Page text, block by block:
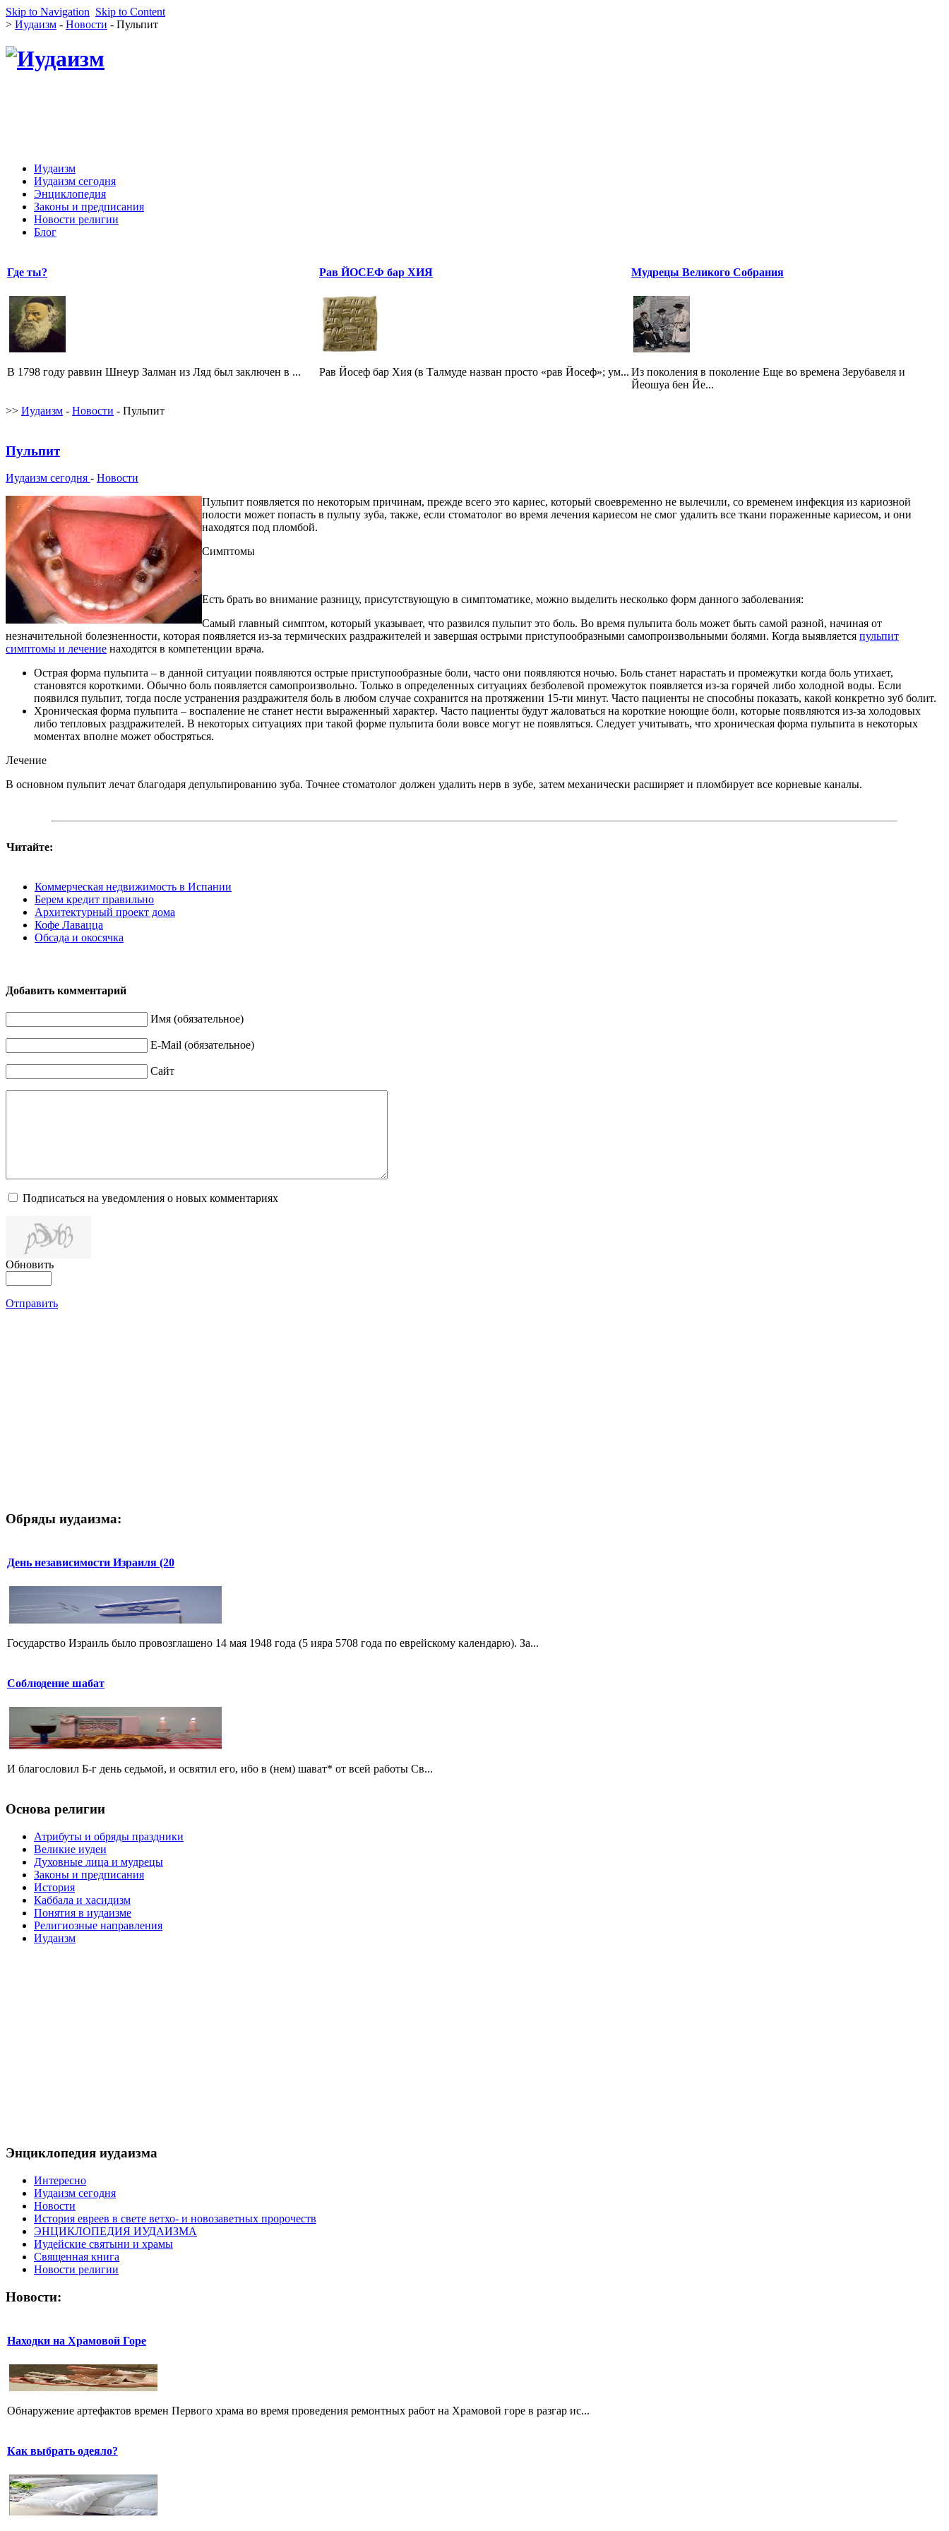
Skip to Navigation Skip to Content
> Иудаизм - Новости - Пульпит
Иудаизм
Иудаизм сегодня
Энциклопедия
Законы и предписания
Новости религии
Блог
Где ты?
В 1798 году раввин Шнеур Залман из Ляд был заключен в ...
Рав ЙОСЕФ бар ХИЯ
Рав Йосеф бар Хия (в Талмуде назван просто «рав Йосеф»; ум...
Мудрецы Великого Собрания
Из поколения в поколение Еще во времена Зерубавеля и
Йеошуа бен Йе...
>> Иудаизм - Новости - Пульпит
Пульпит
Иудаизм сегодня - Новости
Пульпит появляется по некоторым причинам, прежде всего это кариес, который своевременно не вылечили, со временем инфекция из кариозной
полости может попасть в пульпу зуба, также, если стоматолог во время лечения кариесом не смог удалить все ткани пораженные кариесом, и они
находятся под пломбой.
Симптомы
Есть брать во внимание разницу, присутствующую в симптоматике, можно выделить несколько форм данного заболевания:
Самый главный симптом, который указывает, что развился пульпит это боль. Во время пульпита боль может быть самой разной, начиная от
незначительной болезненности, которая появляется из-за термических раздражителей и завершая острыми приступообразными самопроизвольными болями. Когда выявляется пульпит
симптомы и лечение находятся в компетенции врача.
Острая форма пульпита – в данной ситуации появляются острые приступообразные боли, часто они появляются ночью. Боль станет нарастать и промежутки когда боль утихает,
становятся короткими. Обычно боль появляется самопроизвольно. Только в определенных ситуациях безболевой промежуток появляется из-за горячей либо холодной воды. Если
появился пульпит, тогда после устранения раздражителя боль в любом случае сохранится на протяжении 15-ти минут. Часто пациенты не способны показать, какой конкретно зуб болит.
Хроническая форма пульпита – воспаление не станет нести выраженный характер. Часто пациенты будут жаловаться на короткие ноющие боли, которые появляются из-за холодовых
либо тепловых раздражителей. В некоторых ситуациях при такой форме пульпита боли вовсе могут не появляться. Следует учитывать, что хроническая форма пульпита в некоторых
моментах вполне может обостряться.
Лечение
В основном пульпит лечат благодаря депульпированию зуба. Точнее стоматолог должен удалить нерв в зубе, затем механически расширяет и пломбирует все корневые каналы.
Читайте:
Коммерческая недвижимость в Испании
Берем кредит правильно
Архитектурный проект дома
Кофе Лавацца
Обсада и окосячка
Добавить комментарий
Имя (обязательное)
E-Mail (обязательное)
Сайт
Подписаться на уведомления о новых комментариях
Обновить
Отправить
Обряды иудаизма:
День независимости Израиля (20
Государство Израиль было провозглашено 14 мая 1948 года (5 ияра 5708 года по еврейскому календарю). За...
Соблюдение шабат
И благословил Б-г день седьмой, и освятил его, ибо в (нем) шават* от всей работы Св...
Основа религии
Атрибуты и обряды праздники
Великие иудеи
Духовные лица и мудрецы
Законы и предписания
История
Каббала и хасидизм
Понятия в иудаизме
Религиозные направления
Иудаизм
Энциклопедия иудаизма
Интересно
Иудаизм сегодня
Новости
История евреев в свете ветхо- и новозаветных пророчеств
ЭНЦИКЛОПЕДИЯ ИУДАИЗМА
Иудейские святыни и храмы
Священная книга
Новости религии
Новости:
Находки на Храмовой Горе
Обнаружение артефактов времен Первого храма во время проведения ремонтных работ на Храмовой горе в разгар ис...
Как выбрать одеяло?